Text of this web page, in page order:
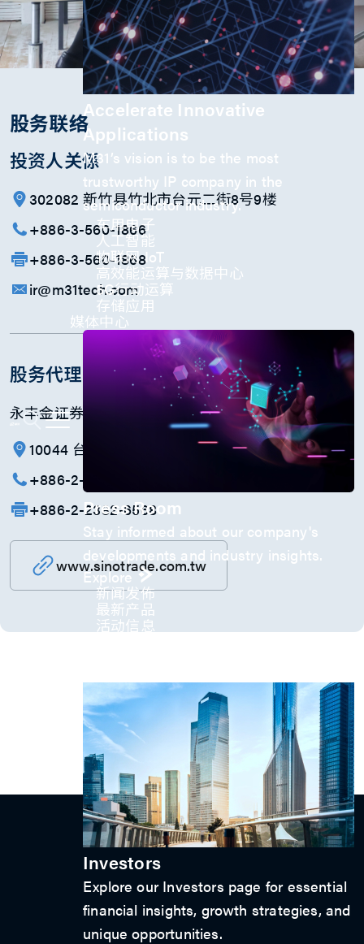
Accelerate Innovative
Applications
M31’s vision is to be the most
trustworthy IP company in the
semiconductor industry.
车用电子
人工智能
物联网 IoT
高效能运算与数据中心
5G行动运算
存储应用
媒体中心
Press Room
Stay informed about our company's
developments and industry insights.
Explore
新闻发佈
最新产品
活动信息
Investors
Explore our Investors page for essential
financial insights, growth strategies, and
unique opportunities.
股务联络
投资人关係
302082 新竹县竹北市台元二街8号9楼
+886-3-560-1866
+886-3-560-1868
ir@m31tech.com
股务代理机构
永丰金证券股份有限公司
10044 台北市中正区博爱路17号3楼
+886-2-2381-6288
+886-2-2382-6568
www.sinotrade.com.tw